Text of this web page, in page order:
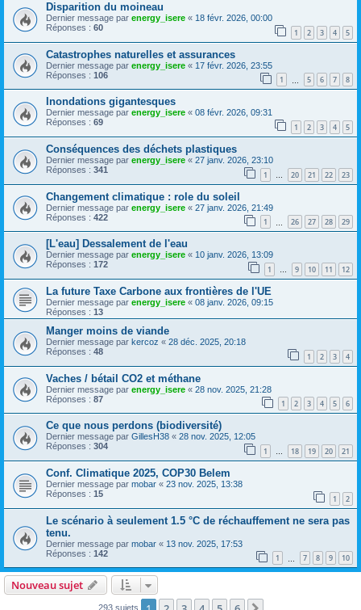
Disparition du moineau
Dernier message par energy_isere « 18 févr. 2026, 00:00
Réponses : 60 1 2 3 4 5
Catastrophes naturelles et assurances
Dernier message par energy_isere « 17 févr. 2026, 23:55
Réponses : 106 1 5 6 7 8
Inondations gigantesques
Dernier message par energy_isere « 08 févr. 2026, 09:31
Réponses : 69 1 2 3 4 5
Conséquences des déchets plastiques
Dernier message par energy_isere « 27 janv. 2026, 23:10
Réponses : 341 1 … 20 21 22 23
Changement climatique : role du soleil
Dernier message par energy_isere « 27 janv. 2026, 21:49
Réponses : 422 1 26 27 28 29
[L'eau] Dessalement de l'eau
Dernier message par energy_isere « 10 janv. 2026, 13:09
Réponses : 172 1 … 9 10 11 12
La future Taxe Carbone aux frontières de l'UE
Dernier message par energy_isere « 08 janv. 2026, 09:15
Réponses : 13
Manger moins de viande
Dernier message par kercoz « 28 déc. 2025, 20:18
Réponses : 48 1 2 3 4
Vaches / bétail CO2 et méthane
Dernier message par energy_isere « 28 nov. 2025, 21:28
Réponses : 87 1 2 3 4 5 6
Ce que nous perdons (biodiversité)
Dernier message par GillesH38 « 28 nov. 2025, 12:05
Réponses : 304 1 … 18 19 20 21
Conf. Climatique 2025, COP30 Belem
Dernier message par mobar « 23 nov. 2025, 13:38
Réponses : 15 1 2
Le scénario à seulement 1.5 °C de réchauffement ne sera pas
tenu.
Dernier message par mobar « 13 nov. 2025, 17:53
Réponses : 142 1 7 8 9 10
Nouveau sujet
293 sujets